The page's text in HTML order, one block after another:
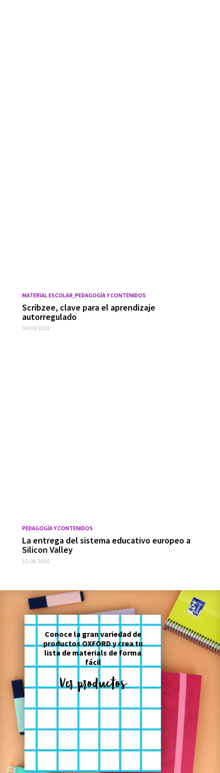
MATERIAL ESCOLAR,PEDAGOGÍA Y CONTENIDOS
Scribzee, clave para el aprendizaje
autorregulado
04/09/2025
PEDAGOGÍA Y CONTENIDOS
La entrega del sistema educativo europeo a
Silicon Valley
15/06/2026
Conoce la gran variedad de
productos OXFORD y crea tu
lista de materials de forma
fácil
Ver productos